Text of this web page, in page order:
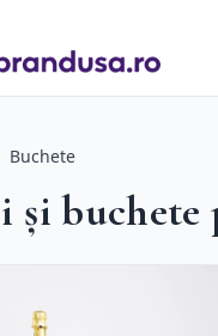
Buchete
și buchete